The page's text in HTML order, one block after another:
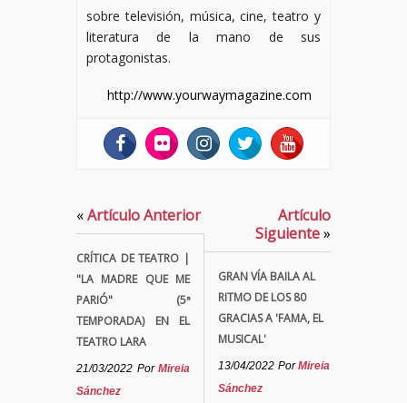
sobre televisión, música, cine, teatro y
literatura de la mano de sus
protagonistas.
http://www.yourwaymagazine.com
«Artículo Anterior
CRÍTICA DE TEATRO |
"LA MADRE QUE ME
PARIÓ" (5ª
TEMPORADA) EN EL
TEATRO LARA
21/03/2022 Por Mireia
Sánchez
Artículo
Siguiente»
GRAN VÍA BAILA AL
RITMO DE LOS 80
GRACIAS A 'FAMA, EL
MUSICAL'
13/04/2022 PorMireia
Sánchez